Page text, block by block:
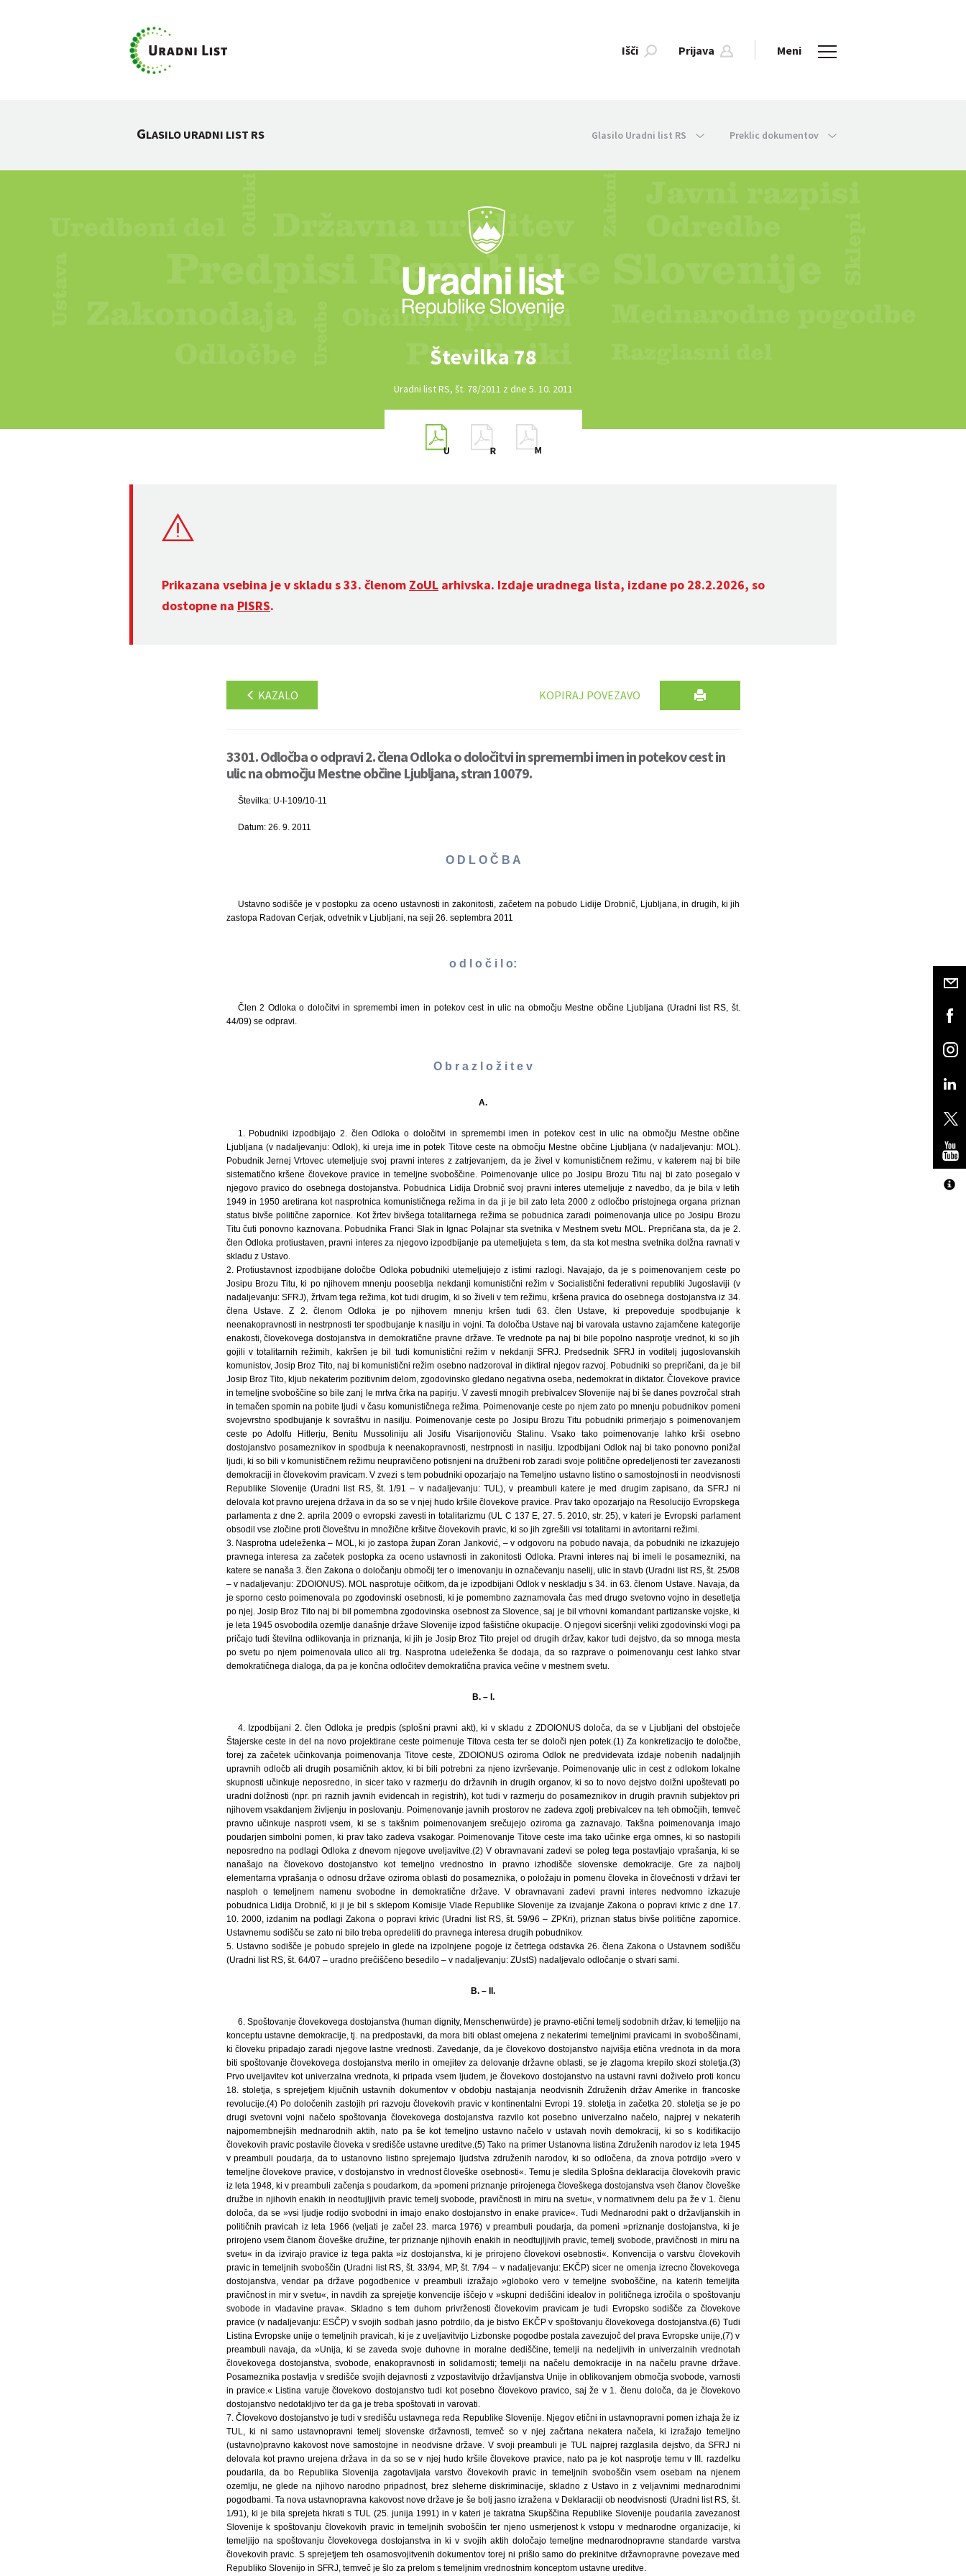
Išči Prijava Meni
GLASILO URADNI LIST RS Glasilo Uradni list RS Preklic dokumentov
Številka 78
Uradni list RS, št. 78/2011 z dne 5. 10. 2011
Prikazana vsebina je v skladu s 33. členom ZoUL arhivska. Izdaje uradnega lista, izdane po 28.2.2026, so
dostopne na PISRS.
KAZALO KOPIRAJ POVEZAVO
3301. Odločba o odpravi 2. člena Odloka o določitvi in spremembi imen in potekov cest in
ulic na območju Mestne občine Ljubljana, stran 10079.
Številka: U-I-109/10-11
Datum: 26. 9. 2011
O D L O Č B A
Ustavno sodišče je v postopku za oceno ustavnosti in zakonitosti, začetem na pobudo Lidije Drobnič, Ljubljana, in drugih, ki jih
zastopa Radovan Cerjak, odvetnik v Ljubljani, na seji 26. septembra 2011
o d l o č i l o:
Člen 2 Odloka o določitvi in spremembi imen in potekov cest in ulic na območju Mestne občine Ljubljana (Uradni list RS, št.
44/09) se odpravi.
O b r a z l o ž i t e v
A.
1. Pobudniki izpodbijajo 2. člen Odloka o določitvi in spremembi imen in potekov cest in ulic na območju Mestne občine
Ljubljana (v nadaljevanju: Odlok), ki ureja ime in potek Titove ceste na območju Mestne občine Ljubljana (v nadaljevanju: MOL).
Pobudnik Jernej Vrtovec utemeljuje svoj pravni interes z zatrjevanjem, da je živel v komunističnem režimu, v katerem naj bi bile
sistematično kršene človekove pravice in temeljne svoboščine. Poimenovanje ulice po Josipu Brozu Titu naj bi zato posegalo v
njegovo pravico do osebnega dostojanstva. Pobudnica Lidija Drobnič svoj pravni interes utemeljuje z navedbo, da je bila v letih
1949 in 1950 aretirana kot nasprotnica komunističnega režima in da ji je bil zato leta 2000 z odločbo pristojnega organa priznan
status bivše politične zapornice. Kot žrtev bivšega totalitarnega režima se pobudnica zaradi poimenovanja ulice po Josipu Brozu
Titu čuti ponovno kaznovana. Pobudnika Franci Slak in Ignac Polajnar sta svetnika v Mestnem svetu MOL. Prepričana sta, da je 2.
člen Odloka protiustaven, pravni interes za njegovo izpodbijanje pa utemeljujeta s tem, da sta kot mestna svetnika dolžna ravnati v
skladu z Ustavo.
2. Protiustavnost izpodbijane določbe Odloka pobudniki utemeljujejo z istimi razlogi. Navajajo, da je s poimenovanjem ceste po
Josipu Brozu Titu, ki po njihovem mnenju pooseblja nekdanji komunistični režim v Socialistični federativni republiki Jugoslaviji (v
nadaljevanju: SFRJ), žrtvam tega režima, kot tudi drugim, ki so živeli v tem režimu, kršena pravica do osebnega dostojanstva iz 34.
člena Ustave. Z 2. členom Odloka je po njihovem mnenju kršen tudi 63. člen Ustave, ki prepoveduje spodbujanje k
neenakopravnosti in nestrpnosti ter spodbujanje k nasilju in vojni. Ta določba Ustave naj bi varovala ustavno zajamčene kategorije
enakosti, človekovega dostojanstva in demokratične pravne države. Te vrednote pa naj bi bile popolno nasprotje vrednot, ki so jih
gojili v totalitarnih režimih, kakršen je bil tudi komunistični režim v nekdanji SFRJ. Predsednik SFRJ in voditelj jugoslovanskih
komunistov, Josip Broz Tito, naj bi komunistični režim osebno nadzoroval in diktiral njegov razvoj. Pobudniki so prepričani, da je bil
Josip Broz Tito, kljub nekaterim pozitivnim delom, zgodovinsko gledano negativna oseba, nedemokrat in diktator. Človekove pravice
in temeljne svoboščine so bile zanj le mrtva črka na papirju. V zavesti mnogih prebivalcev Slovenije naj bi še danes povzročal strah
in temačen spomin na pobite ljudi v času komunističnega režima. Poimenovanje ceste po njem zato po mnenju pobudnikov pomeni
svojevrstno spodbujanje k sovraštvu in nasilju. Poimenovanje ceste po Josipu Brozu Titu pobudniki primerjajo s poimenovanjem
ceste po Adolfu Hitlerju, Benitu Mussoliniju ali Josifu Visarijonoviču Stalinu. Vsako tako poimenovanje lahko krši osebno
dostojanstvo posameznikov in spodbuja k neenakopravnosti, nestrpnosti in nasilju. Izpodbijani Odlok naj bi tako ponovno ponižal
ljudi, ki so bili v komunističnem režimu neupravičeno potisnjeni na družbeni rob zaradi svoje politične opredeljenosti ter zavezanosti
demokraciji in človekovim pravicam. V zvezi s tem pobudniki opozarjajo na Temeljno ustavno listino o samostojnosti in neodvisnosti
Republike Slovenije (Uradni list RS, št. 1/91 – v nadaljevanju: TUL), v preambuli katere je med drugim zapisano, da SFRJ ni
delovala kot pravno urejena država in da so se v njej hudo kršile človekove pravice. Prav tako opozarjajo na Resolucijo Evropskega
parlamenta z dne 2. aprila 2009 o evropski zavesti in totalitarizmu (UL C 137 E, 27. 5. 2010, str. 25), v kateri je Evropski parlament
obsodil vse zločine proti človeštvu in množične kršitve človekovih pravic, ki so jih zgrešili vsi totalitarni in avtoritarni režimi.
3. Nasprotna udeleženka – MOL, ki jo zastopa župan Zoran Janković, – v odgovoru na pobudo navaja, da pobudniki ne izkazujejo
pravnega interesa za začetek postopka za oceno ustavnosti in zakonitosti Odloka. Pravni interes naj bi imeli le posamezniki, na
katere se nanaša 3. člen Zakona o določanju območij ter o imenovanju in označevanju naselij, ulic in stavb (Uradni list RS, št. 25/08
– v nadaljevanju: ZDOIONUS). MOL nasprotuje očitkom, da je izpodbijani Odlok v neskladju s 34. in 63. členom Ustave. Navaja, da
je sporno cesto poimenovala po zgodovinski osebnosti, ki je pomembno zaznamovala čas med drugo svetovno vojno in desetletja
po njej. Josip Broz Tito naj bi bil pomembna zgodovinska osebnost za Slovence, saj je bil vrhovni komandant partizanske vojske, ki
je leta 1945 osvobodila ozemlje današnje države Slovenije izpod fašistične okupacije. O njegovi siceršnji veliki zgodovinski vlogi pa
pričajo tudi številna odlikovanja in priznanja, ki jih je Josip Broz Tito prejel od drugih držav, kakor tudi dejstvo, da so mnoga mesta
po svetu po njem poimenovala ulico ali trg. Nasprotna udeleženka še dodaja, da so razprave o poimenovanju cest lahko stvar
demokratičnega dialoga, da pa je končna odločitev demokratična pravica večine v mestnem svetu.
B. – I.
4. Izpodbijani 2. člen Odloka je predpis (splošni pravni akt), ki v skladu z ZDOIONUS določa, da se v Ljubljani del obstoječe
Štajerske ceste in del na novo projektirane ceste poimenuje Titova cesta ter se določi njen potek.(1) Za konkretizacijo te določbe,
torej za začetek učinkovanja poimenovanja Titove ceste, ZDOIONUS oziroma Odlok ne predvidevata izdaje nobenih nadaljnjih
upravnih odločb ali drugih posamičnih aktov, ki bi bili potrebni za njeno izvrševanje. Poimenovanje ulic in cest z odlokom lokalne
skupnosti učinkuje neposredno, in sicer tako v razmerju do državnih in drugih organov, ki so to novo dejstvo dolžni upoštevati po
uradni dolžnosti (npr. pri raznih javnih evidencah in registrih), kot tudi v razmerju do posameznikov in drugih pravnih subjektov pri
njihovem vsakdanjem življenju in poslovanju. Poimenovanje javnih prostorov ne zadeva zgolj prebivalcev na teh območjih, temveč
pravno učinkuje nasproti vsem, ki se s takšnim poimenovanjem srečujejo oziroma ga zaznavajo. Takšna poimenovanja imajo
poudarjen simbolni pomen, ki prav tako zadeva vsakogar. Poimenovanje Titove ceste ima tako učinke erga omnes, ki so nastopili
neposredno na podlagi Odloka z dnevom njegove uveljavitve.(2) V obravnavani zadevi se poleg tega postavljajo vprašanja, ki se
nanašajo na človekovo dostojanstvo kot temeljno vrednostno in pravno izhodišče slovenske demokracije. Gre za najbolj
elementarna vprašanja o odnosu države oziroma oblasti do posameznika, o položaju in pomenu človeka in človečnosti v državi ter
nasploh o temeljnem namenu svobodne in demokratične države. V obravnavani zadevi pravni interes nedvomno izkazuje
pobudnica Lidija Drobnič, ki ji je bil s sklepom Komisije Vlade Republike Slovenije za izvajanje Zakona o popravi krivic z dne 17.
10. 2000, izdanim na podlagi Zakona o popravi krivic (Uradni list RS, št. 59/96 – ZPKri), priznan status bivše politične zapornice.
Ustavnemu sodišču se zato ni bilo treba opredeliti do pravnega interesa drugih pobudnikov.
5. Ustavno sodišče je pobudo sprejelo in glede na izpolnjene pogoje iz četrtega odstavka 26. člena Zakona o Ustavnem sodišču
(Uradni list RS, št. 64/07 – uradno prečiščeno besedilo – v nadaljevanju: ZUstS) nadaljevalo odločanje o stvari sami.
B. – II.
6. Spoštovanje človekovega dostojanstva (human dignity, Menschenwürde) je pravno-etični temelj sodobnih držav, ki temeljijo na
konceptu ustavne demokracije, tj. na predpostavki, da mora biti oblast omejena z nekaterimi temeljnimi pravicami in svoboščinami,
ki človeku pripadajo zaradi njegove lastne vrednosti. Zavedanje, da je človekovo dostojanstvo najvišja etična vrednota in da mora
biti spoštovanje človekovega dostojanstva merilo in omejitev za delovanje državne oblasti, se je zlagoma krepilo skozi stoletja.(3)
Prvo uveljavitev kot univerzalna vrednota, ki pripada vsem ljudem, je človekovo dostojanstvo na ustavni ravni doživelo proti koncu
18. stoletja, s sprejetjem ključnih ustavnih dokumentov v obdobju nastajanja neodvisnih Združenih držav Amerike in francoske
revolucije.(4) Po določenih zastojih pri razvoju človekovih pravic v kontinentalni Evropi 19. stoletja in začetka 20. stoletja se je po
drugi svetovni vojni načelo spoštovanja človekovega dostojanstva razvilo kot posebno univerzalno načelo, najprej v nekaterih
najpomembnejših mednarodnih aktih, nato pa še kot temeljno ustavno načelo v ustavah novih demokracij, ki so s kodifikacijo
človekovih pravic postavile človeka v središče ustavne ureditve.(5) Tako na primer Ustanovna listina Združenih narodov iz leta 1945
v preambuli poudarja, da to ustanovno listino sprejemajo ljudstva združenih narodov, ki so odločena, da znova potrdijo »vero v
temeljne človekove pravice, v dostojanstvo in vrednost človeške osebnosti«. Temu je sledila Splošna deklaracija človekovih pravic
iz leta 1948, ki v preambuli začenja s poudarkom, da »pomeni priznanje prirojenega človeškega dostojanstva vseh članov človeške
družbe in njihovih enakih in neodtujljivih pravic temelj svobode, pravičnosti in miru na svetu«, v normativnem delu pa že v 1. členu
določa, da se »vsi ljudje rodijo svobodni in imajo enako dostojanstvo in enake pravice«. Tudi Mednarodni pakt o državljanskih in
političnih pravicah iz leta 1966 (veljati je začel 23. marca 1976) v preambuli poudarja, da pomeni »priznanje dostojanstva, ki je
prirojeno vsem članom človeške družine, ter priznanje njihovih enakih in neodtujljivih pravic, temelj svobode, pravičnosti in miru na
svetu« in da izvirajo pravice iz tega pakta »iz dostojanstva, ki je prirojeno človekovi osebnosti«. Konvencija o varstvu človekovih
pravic in temeljnih svoboščin (Uradni list RS, št. 33/94, MP, št. 7/94 – v nadaljevanju: EKČP) sicer ne omenja izrecno človekovega
dostojanstva, vendar pa države pogodbenice v preambuli izražajo »globoko vero v temeljne svoboščine, na katerih temeljita
pravičnost in mir v svetu«, in navdih za sprejetje konvencije iščejo v »skupni dediščini idealov in političnega izročila o spoštovanju
svobode in vladavine prava«. Skladno s tem duhom privrženosti človekovim pravicam je tudi Evropsko sodišče za človekove
pravice (v nadaljevanju: ESČP) v svojih sodbah jasno potrdilo, da je bistvo EKČP v spoštovanju človekovega dostojanstva.(6) Tudi
Listina Evropske unije o temeljnih pravicah, ki je z uveljavitvijo Lizbonske pogodbe postala zavezujoč del prava Evropske unije,(7) v
preambuli navaja, da »Unija, ki se zaveda svoje duhovne in moralne dediščine, temelji na nedeljivih in univerzalnih vrednotah
človekovega dostojanstva, svobode, enakopravnosti in solidarnosti; temelji na načelu demokracije in na načelu pravne države.
Posameznika postavlja v središče svojih dejavnosti z vzpostavitvijo državljanstva Unije in oblikovanjem območja svobode, varnosti
in pravice.« Listina varuje človekovo dostojanstvo tudi kot posebno človekovo pravico, saj že v 1. členu določa, da je človekovo
dostojanstvo nedotakljivo ter da ga je treba spoštovati in varovati.
7. Človekovo dostojanstvo je tudi v središču ustavnega reda Republike Slovenije. Njegov etični in ustavnopravni pomen izhaja že iz
TUL, ki ni samo ustavnopravni temelj slovenske državnosti, temveč so v njej začrtana nekatera načela, ki izražajo temeljno
(ustavno)pravno kakovost nove samostojne in neodvisne države. V svoji preambuli je TUL najprej razglasila dejstvo, da SFRJ ni
delovala kot pravno urejena država in da so se v njej hudo kršile človekove pravice, nato pa je kot nasprotje temu v III. razdelku
poudarila, da bo Republika Slovenija zagotavljala varstvo človekovih pravic in temeljnih svoboščin vsem osebam na njenem
ozemlju, ne glede na njihovo narodno pripadnost, brez sleherne diskriminacije, skladno z Ustavo in z veljavnimi mednarodnimi
pogodbami. Ta nova ustavnopravna kakovost nove države je še bolj jasno izražena v Deklaraciji ob neodvisnosti (Uradni list RS, št.
1/91), ki je bila sprejeta hkrati s TUL (25. junija 1991) in v kateri je takratna Skupščina Republike Slovenije poudarila zavezanost
Slovenije k spoštovanju človekovih pravic in temeljnih svoboščin ter njeno usmerjenost k vstopu v mednarodne organizacije, ki
temeljijo na spoštovanju človekovega dostojanstva in ki v svojih aktih določajo temeljne mednarodnopravne standarde varstva
človekovih pravic. S sprejetjem teh osamosvojitvenih dokumentov torej ni prišlo samo do prekinitve državnopravne povezave med
Republiko Slovenijo in SFRJ, temveč je šlo za prelom s temeljnim vrednostnim konceptom ustavne ureditve.